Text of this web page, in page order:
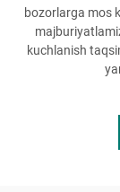
bozorlarga mos
kuchlanish